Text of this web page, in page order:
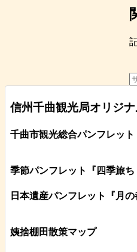
信州千曲観光局オリジ
千曲市観光総合パンフレット
季節パンフレット『四季旅ち
日本遺産パンフレット 『月
姨捨棚田散策マップ